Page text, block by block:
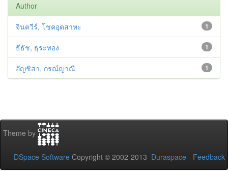
Author
1
จินตวีร์, โชคอุตสาหะ
1
ธีธัช, ธุระทอง
1
อัญชิสา, กรณ์ญาณี
Theme by
DSpace Software Copyright © 2002-2013 Duraspace - Feedback